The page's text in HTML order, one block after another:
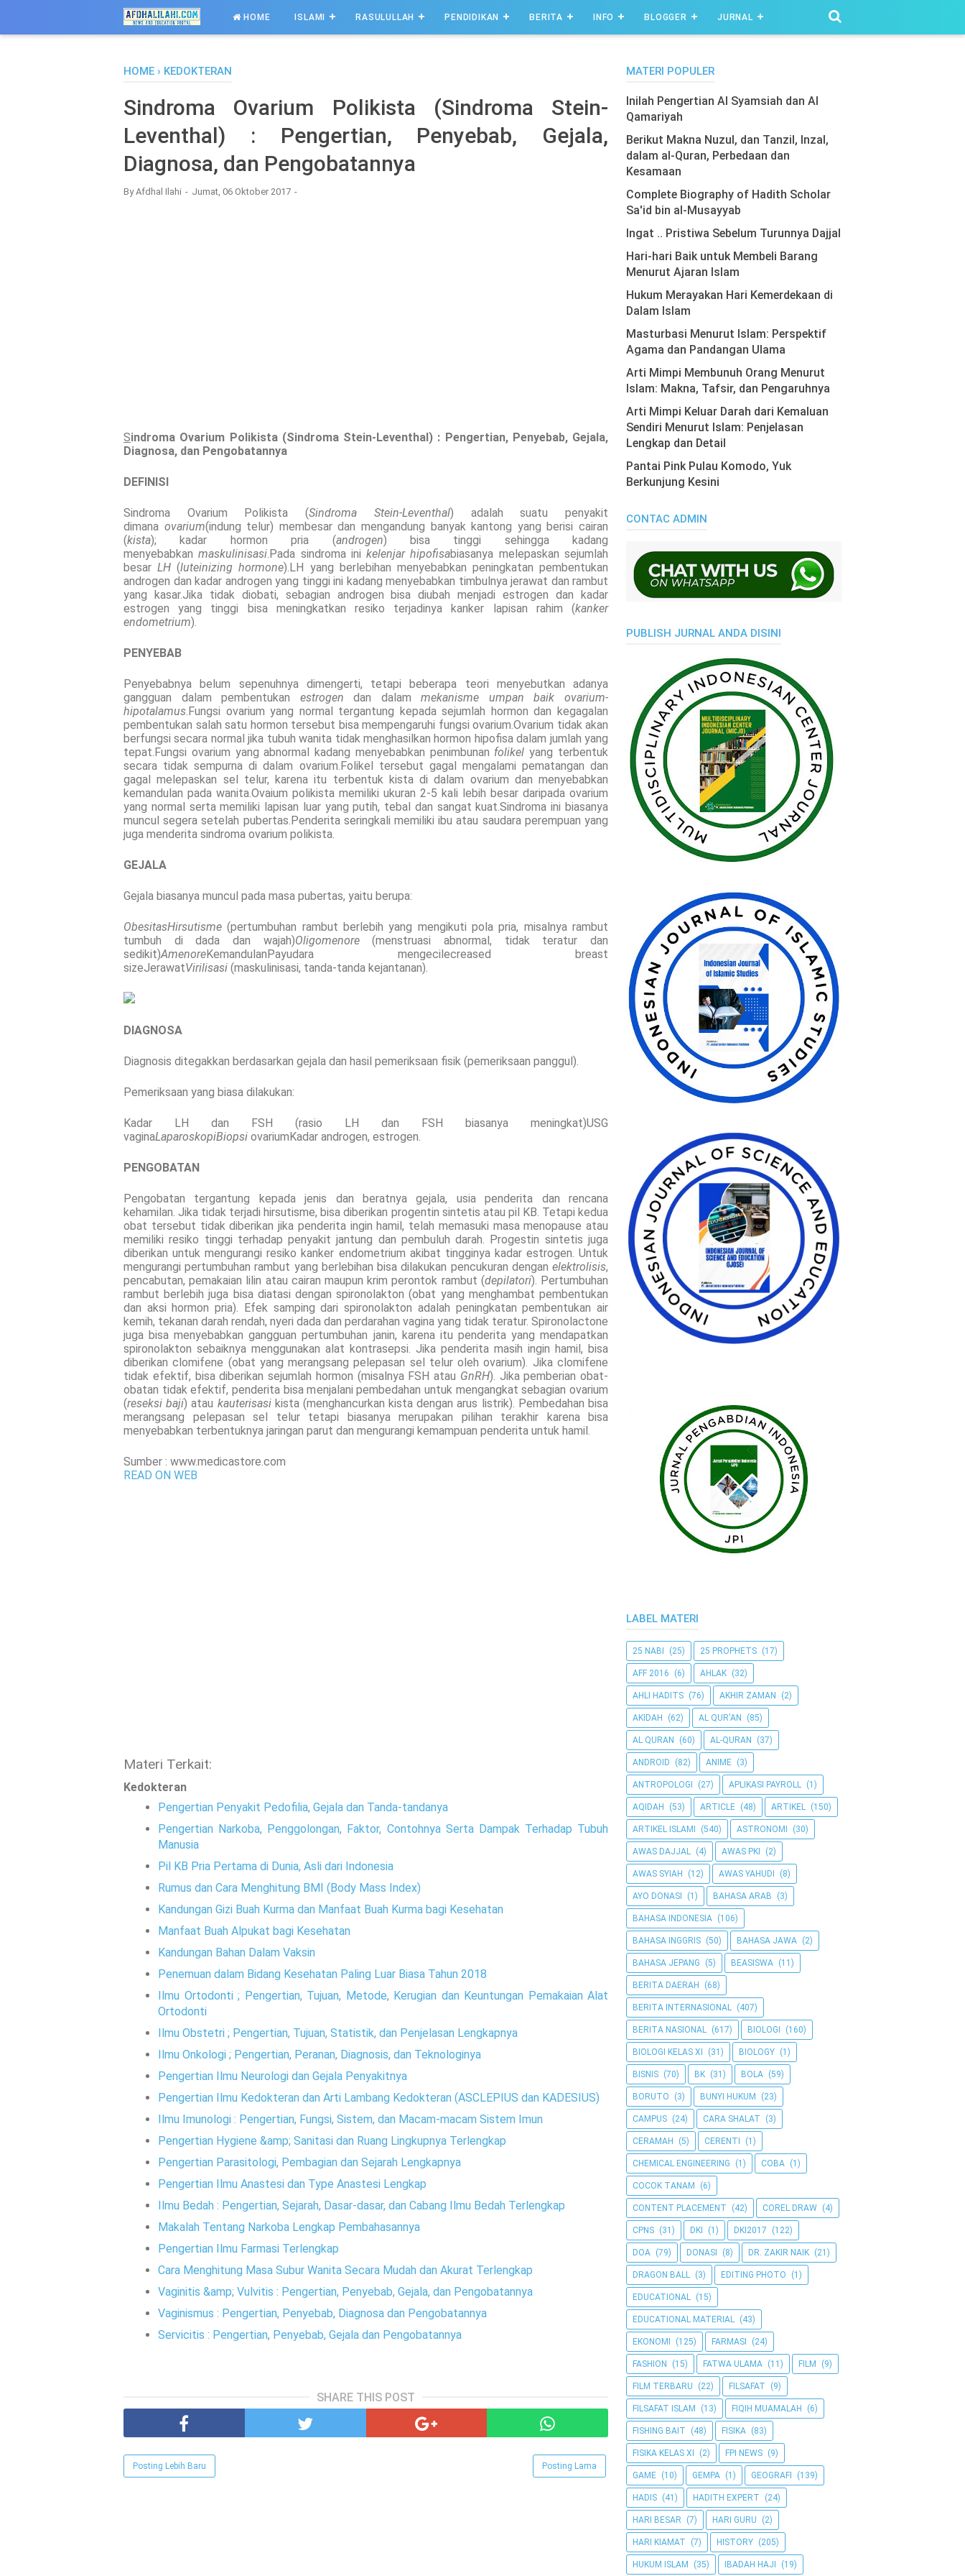
HOME ISLAMI RASULULLAH PENDIDIKAN BERITA INFO BLOGGER JURNAL
HOME › KEDOKTERAN
Sindroma Ovarium Polikista (Sindroma Stein-
Leventhal) : Pengertian, Penyebab, Gejala,
Diagnosa, dan Pengobatannya
ByAfdhal Ilahi Jumat, 06 Oktober 2017
Sindroma Ovarium Polikista (Sindroma Stein-Leventhal) : Pengertian, Penyebab, Gejala,
Diagnosa, dan Pengobatannya
DEFINISI
Sindroma Ovarium Polikista (Sindroma Stein-Leventhal) adalah suatu penyakit
dimana ovarium(indung telur) membesar dan mengandung banyak kantong yang berisi cairan
(kista); kadar hormon pria (androgen) bisa tinggi sehingga kadang
menyebabkanmaskulinisasi .Pada sindroma inikelenjar hipofisabiasanya melepaskan sejumlah
besarLH (luteinizing hormone).LH yang berlebihan menyebabkan peningkatan pembentukan
androgen dan kadar androgen yang tinggi ini kadang menyebabkan timbulnya jerawat dan rambut
yang kasar.Jika tidak diobati, sebagian androgen bisa diubah menjadi estrogen dan kadar
estrogen yang tinggi bisa meningkatkan resiko terjadinya kanker lapisan rahim (kanker
endometrium).
PENYEBAB
Penyebabnya belum sepenuhnya dimengerti, tetapi beberapa teori menyebutkan adanya
gangguan dalam pembentukan estrogen dan dalammekanisme umpan baik ovarium-
hipotalamus .Fungsi ovarium yang normal tergantung kepada sejumlah hormon dan kegagalan
pembentukan salah satu hormon tersebut bisa mempengaruhi fungsi ovarium.Ovarium tidak akan
berfungsi secara normal jika tubuh wanita tidak menghasilkan hormon hipofisa dalam jumlah yang
tepat.Fungsi ovarium yang abnormal kadang menyebabkan penimbunan folikel yang terbentuk
secara tidak sempurna di dalam ovarium.Folikel tersebut gagal mengalami pematangan dan
gagal melepaskan sel telur, karena itu terbentuk kista di dalam ovarium dan menyebabkan
kemandulan pada wanita.Ovaium polikista memiliki ukuran 2-5 kali lebih besar daripada ovarium
yang normal serta memiliki lapisan luar yang putih, tebal dan sangat kuat.Sindroma ini biasanya
muncul segera setelah pubertas.Penderita seringkali memiliki ibu atau saudara perempuan yang
juga menderita sindroma ovarium polikista.
GEJALA
Gejala biasanya muncul pada masa pubertas, yaitu berupa:
ObesitasHirsutisme (pertumbuhan rambut berlebih yang mengikuti pola pria, misalnya rambut
tumbuh di dada dan wajah)Oligomenore(menstruasi abnormal, tidak teratur dan
sedikit)AmenoreKemandulanPayudara mengecilecreased breast
sizeJerawatVirilisasi (maskulinisasi, tanda-tanda kejantanan).
DIAGNOSA
Diagnosis ditegakkan berdasarkan gejala dan hasil pemeriksaan fisik (pemeriksaan panggul).
Pemeriksaan yang biasa dilakukan:
Kadar LH dan FSH (rasio LH dan FSH biasanya meningkat)USG
vaginaLaparoskopiBiopsi ovariumKadar androgen, estrogen.
PENGOBATAN
Pengobatan tergantung kepada jenis dan beratnya gejala, usia penderita dan rencana
kehamilan. Jika tidak terjadi hirsutisme, bisa diberikan progentin sintetis atau pil KB. Tetapi kedua
obat tersebut tidak diberikan jika penderita ingin hamil, telah memasuki masa menopause atau
memiliki resiko tinggi terhadap penyakit jantung dan pembuluh darah. Progestin sintetis juga
diberikan untuk mengurangi resiko kanker endometrium akibat tingginya kadar estrogen. Untuk
mengurangi pertumbuhan rambut yang berlebihan bisa dilakukan pencukuran dengan elektrolisis,
pencabutan, pemakaian lilin atau cairan maupun krim perontok rambut (depilatori). Pertumbuhan
rambut berlebih juga bisa diatasi dengan spironolakton (obat yang menghambat pembentukan
dan aksi hormon pria). Efek samping dari spironolakton adalah peningkatan pembentukan air
kemih, tekanan darah rendah, nyeri dada dan perdarahan vagina yang tidak teratur. Spironolactone
juga bisa menyebabkan gangguan pertumbuhan janin, karena itu penderita yang mendapatkan
spironolakton sebaiknya menggunakan alat kontrasepsi. Jika penderita masih ingin hamil, bisa
diberikan clomifene (obat yang merangsang pelepasan sel telur oleh ovarium). Jika clomifene
tidak efektif, bisa diberikan sejumlah hormon (misalnya FSH atau GnRH). Jika pemberian obat-
obatan tidak efektif, penderita bisa menjalani pembedahan untuk mengangkat sebagian ovarium
(reseksi baji) atau kauterisasikista (menghancurkan kista dengan arus listrik). Pembedahan bisa
merangsang pelepasan sel telur tetapi biasanya merupakan pilihan terakhir karena bisa
menyebabkan terbentuknya jaringan parut dan mengurangi kemampuan penderita untuk hamil.
Sumber : www.medicastore.com
READ ON WEB
Materi Terkait:
Kedokteran
Pengertian Penyakit Pedofilia, Gejala dan Tanda-tandanya
Pengertian Narkoba, Penggolongan, Faktor, Contohnya Serta Dampak Terhadap Tubuh
Manusia
Pil KB Pria Pertama di Dunia, Asli dari Indonesia
Rumus dan Cara Menghitung BMI (Body Mass Index)
Kandungan Gizi Buah Kurma dan Manfaat Buah Kurma bagi Kesehatan
Manfaat Buah Alpukat bagi Kesehatan
Kandungan Bahan Dalam Vaksin
Penemuan dalam Bidang Kesehatan Paling Luar Biasa Tahun 2018
Ilmu Ortodonti ; Pengertian, Tujuan, Metode, Kerugian dan Keuntungan Pemakaian Alat
Ortodonti
Ilmu Obstetri ; Pengertian, Tujuan, Statistik, dan Penjelasan Lengkapnya
Ilmu Onkologi ; Pengertian, Peranan, Diagnosis, dan Teknologinya
Pengertian Ilmu Neurologi dan Gejala Penyakitnya
Pengertian Ilmu Kedokteran dan Arti Lambang Kedokteran (ASCLEPIUS dan KADESIUS)
Ilmu Imunologi : Pengertian, Fungsi, Sistem, dan Macam-macam Sistem Imun
Pengertian Hygiene &amp; Sanitasi dan Ruang Lingkupnya Terlengkap
Pengertian Parasitologi, Pembagian dan Sejarah Lengkapnya
Pengertian Ilmu Anastesi dan Type Anastesi Lengkap
Ilmu Bedah : Pengertian, Sejarah, Dasar-dasar, dan Cabang Ilmu Bedah Terlengkap
Makalah Tentang Narkoba Lengkap Pembahasannya
Pengertian Ilmu Farmasi Terlengkap
Cara Menghitung Masa Subur Wanita Secara Mudah dan Akurat Terlengkap
Vaginitis &amp; Vulvitis : Pengertian, Penyebab, Gejala, dan Pengobatannya
Vaginismus : Pengertian, Penyebab, Diagnosa dan Pengobatannya
Servicitis : Pengertian, Penyebab, Gejala dan Pengobatannya
SHARE THIS POST
Posting Lebih Baru Posting Lama
MATERI POPULER
Inilah Pengertian Al Syamsiah dan Al
Qamariyah
Berikut Makna Nuzul, dan Tanzil, Inzal,
dalam al-Quran, Perbedaan dan
Kesamaan
Complete Biography of Hadith Scholar
Sa'id bin al-Musayyab
Ingat .. Pristiwa Sebelum Turunnya Dajjal
Hari-hari Baik untuk Membeli Barang
Menurut Ajaran Islam
Hukum Merayakan Hari Kemerdekaan di
Dalam Islam
Masturbasi Menurut Islam: Perspektif
Agama dan Pandangan Ulama
Arti Mimpi Membunuh Orang Menurut
Islam: Makna, Tafsir, dan Pengaruhnya
Arti Mimpi Keluar Darah dari Kemaluan
Sendiri Menurut Islam: Penjelasan
Lengkap dan Detail
Pantai Pink Pulau Komodo, Yuk
Berkunjung Kesini
CONTAC ADMIN
PUBLISH JURNAL ANDA DISINI
LABEL MATERI
25 NABI (25) 25 PROPHETS (17)
AFF 2016 (6) AHLAK (32)
AHLI HADITS (76) AKHIR ZAMAN (2)
AKIDAH (62) AL QUR'AN (85)
AL QURAN (60) AL-QURAN (37)
ANDROID (82) ANIME (3)
ANTROPOLOGI (27) APLIKASI PAYROLL (1)
AQIDAH (53) ARTICLE (48) ARTIKEL (150)
ARTIKEL ISLAMI (540) ASTRONOMI (30)
AWAS DAJJAL (4) AWAS PKI (2)
AWAS SYIAH (12) AWAS YAHUDI (8)
AYO DONASI (1) BAHASA ARAB (3)
BAHASA INDONESIA (106)
BAHASA INGGRIS (50) BAHASA JAWA (2)
BAHASA JEPANG (5) BEASISWA (11)
BERITA DAERAH (68)
BERITA INTERNASIONAL (407)
BERITA NASIONAL (617) BIOLOGI (160)
BIOLOGI KELAS XI (31) BIOLOGY (1)
BISNIS (70) BK (31) BOLA (59)
BORUTO (3) BUNYI HUKUM (23)
CAMPUS (24) CARA SHALAT (3)
CERAMAH (5) CERENTI (1)
CHEMICAL ENGINEERING (1) COBA (1)
COCOK TANAM (6)
CONTENT PLACEMENT (42) COREL DRAW (4)
CPNS (31) DKI (1) DKI2017 (122)
DOA (79) DONASI (8) DR. ZAKIR NAIK (21)
DRAGON BALL (3) EDITING PHOTO (1)
EDUCATIONAL (15)
EDUCATIONAL MATERIAL (43)
EKONOMI (125) FARMASI (24)
FASHION (15) FATWA ULAMA (11) FILM (9)
FILM TERBARU (22) FILSAFAT (9)
FILSAFAT ISLAM (13) FIQIH MUAMALAH (6)
FISHING BAIT (48) FISIKA (83)
FISIKA KELAS XI (2) FPI NEWS (9)
GAME (10) GEMPA (1) GEOGRAFI (139)
HADIS (41) HADITH EXPERT (24)
HARI BESAR (7) HARI GURU (2)
HARI KIAMAT (7) HISTORY (205)
HUKUM ISLAM (35) IBADAH HAJI (19)